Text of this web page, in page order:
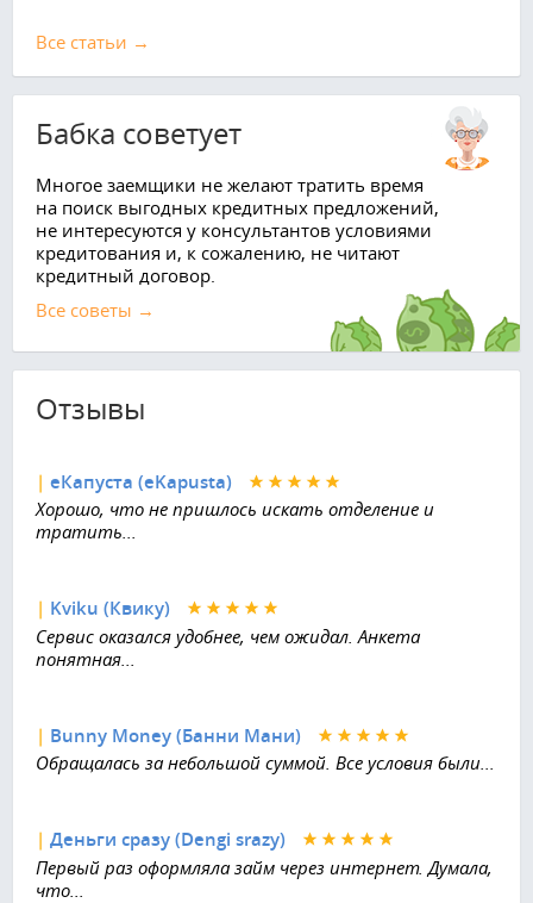
Все cтатьи →
Бабка советует
Многое заемщики не желают тратить время
на поиск выгодных кредитных предложений,
не интересуются у консультантов условиями
кредитования и, к сожалению, не читают
кредитный договор.
Все советы →
Отзывы
| еКапуста (eKapusta)
Хорошо, что не пришлось искать отделение и
тратить...
| Kviku (Квику)
Сервис оказался удобнее, чем ожидал. Анкета
понятная...
| Bunny Money (Банни Мани)
Обращалась за небольшой суммой. Все условия были...
| Деньги сразу (Dengi srazy)
Первый раз оформляла займ через интернет. Думала,
что...